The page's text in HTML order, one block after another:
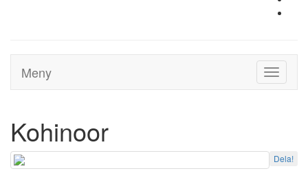
Toggle
Meny
Kohinoor
Dela!